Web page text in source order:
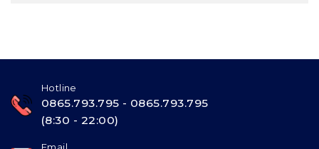
Hotline
0865.793.795 - 0865.793.795
(8:30 - 22:00)